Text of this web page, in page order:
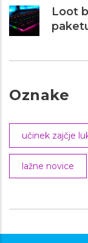
Loot
Oznake
učinek zajčje
lažne novice